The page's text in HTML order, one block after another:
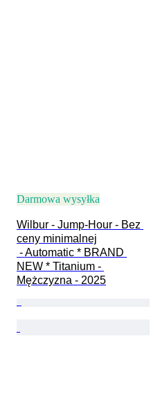
Darmowa wysyłka
Wilbur - Jump-Hour - Bez
ceny minimalnej
NEW * Titanium -
Mężczyzna - 2025